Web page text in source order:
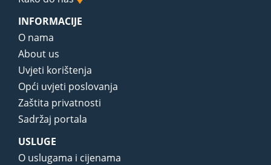
INFORMACIJE
O nama
About us
Uvjeti korištenja
Opći uvjeti poslovanja
Zaštita privatnosti
Sadržaj portala
USLUGE
O uslugama i cijenama